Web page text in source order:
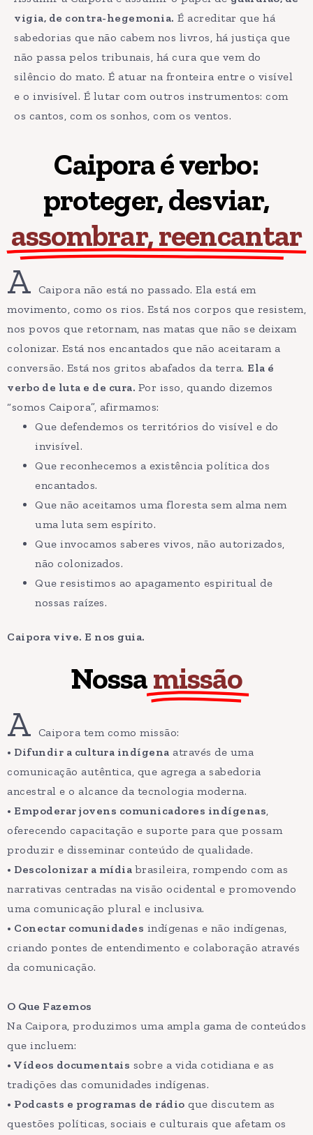
vigia, de contra-hegemonia. É acreditar que há
sabedorias que não cabem nos livros, há justiça que
não passa pelos tribunais, há cura que vem do
silêncio do mato. É atuar na fronteira entre o visível
e o invisível. É lutar com outros instrumentos: com
os cantos, com os sonhos, com os ventos.
Caipora é verbo:
proteger, desviar,
assombrar, reencantar
A Caipora não está no passado. Ela está em
movimento, como os rios. Está nos corpos que resistem,
nos povos que retornam, nas matas que não se deixam
colonizar. Está nos encantados que não aceitaram a
conversão. Está nos gritos abafados da terra. Ela é
verbo de luta e de cura. Por isso, quando dizemos
“somos Caipora”, afirmamos:
Que defendemos os territórios do visível e do
invisível.
Que reconhecemos a existência política dos
encantados.
Que não aceitamos uma floresta sem alma nem
uma luta sem espírito.
Que invocamos saberes vivos, não autorizados,
não colonizados.
Que resistimos ao apagamento espiritual de
nossas raízes.
Caipora vive. E nos guia.
Nossamissão
A Caipora tem como missão:
• Difundir a cultura indígena através de uma
comunicação autêntica, que agrega a sabedoria
ancestral e o alcance da tecnologia moderna.
• Empoderar jovens comunicadores indígenas,
oferecendo capacitação e suporte para que possam
produzir e disseminar conteúdo de qualidade.
• Descolonizar a mídia brasileira, rompendo com as
narrativas centradas na visão ocidental e promovendo
uma comunicação plural e inclusiva.
• Conectar comunidades indígenas e não indígenas,
criando pontes de entendimento e colaboração através
da comunicação.
O Que Fazemos
Na Caipora, produzimos uma ampla gama de conteúdos
que incluem:
• Vídeos documentais sobre a vida cotidiana e as
tradições das comunidades indígenas.
• Podcasts e programas de rádio que discutem as
questões políticas, sociais e culturais que afetam os